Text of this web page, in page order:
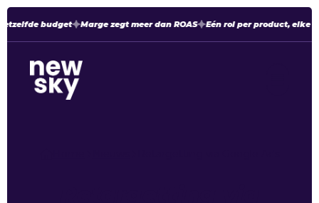
budget Marge zegt meer dan ROAS Eén rol per product, elke